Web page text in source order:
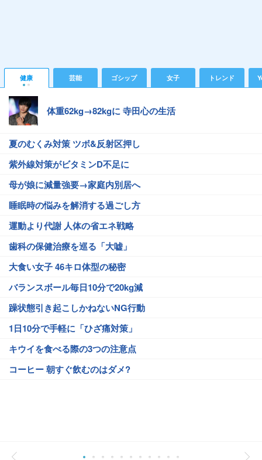
健康 芸能 ゴシップ 女子 トレンド
体重62kg→82kgに 寺田心の生活
夏のむくみ対策 ツボ&反射区押し
紫外線対策がビタミンD不足に
母が娘に減量強要→家庭内別居へ
睡眠時の悩みを解消する過ごし方
運動より代謝 人体の省エネ戦略
歯科の保健治療を巡る「大嘘」
大食い女子 46キロ体型の秘密
バランスボール毎日10分で20kg減
躁状態引き起こしかねないNG行動
1日10分で手軽に「ひざ痛対策」
キウイを食べる際の3つの注意点
コーヒー 朝すぐ飲むのはダメ?